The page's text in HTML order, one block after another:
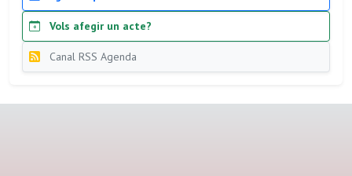
Vols afegir un acte?
Canal RSS Agenda